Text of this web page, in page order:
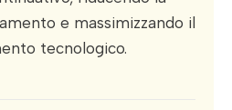
e massimizzando il
tecnologico.